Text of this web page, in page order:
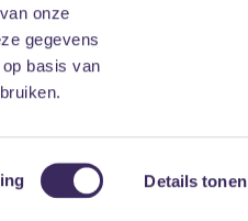
onze
gegevens
basis van
Details tonen